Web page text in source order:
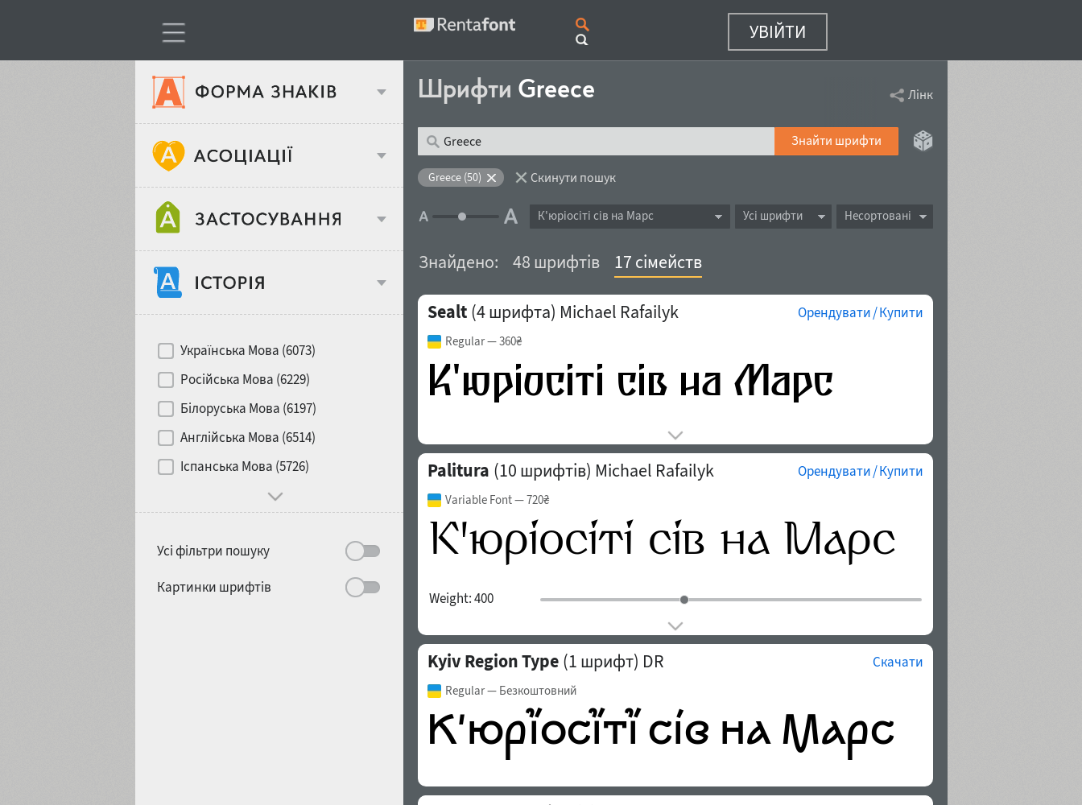
УВІЙТИ
Тип шрифтів
Ширина
Контраст
Віковий стереотип
Гендерний стереотип
Характер і поведінка
Об'єкт дизайну
Українська Мова (6073)
Російська Мова (6229)
Білоруська Мова (6197)
Англійська Мова (6514)
Іспанська Мова (5726)
Усі фільтри пошуку
Картинки шрифтів
Шрифти Greece Лінк
Знайти шрифти
Greece (50) Скинути пошук
Усі шрифти Несортовані
К'юрiосiтi сів на Марс
Знайдено: 48 шрифтів 17 сімейств
Sealt (4 шрифта) Michael Rafailyk Орендувати / Купити
Regular— 360₴
Palitura (10 шрифтів) Michael Rafailyk Орендувати / Купити
Variable Font— 720₴
Weight:400
Kyiv Region Type (1 шрифт) DR Скачати
Regular— Безкоштовний